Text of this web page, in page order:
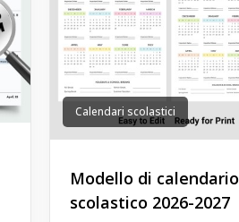
Calendari scolastici
Modello di calendario
scolastico 2026-2027